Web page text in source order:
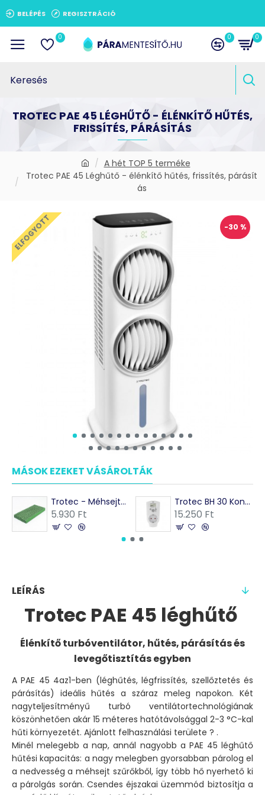
BELÉPÉS REGISZTRÁCIÓ
0 0 0
A hét TOP 5 terméke
Trotec PAE 45 Léghűtő - élénkítő hűtés, frissítés, párásít
ás
TROTEC PAE 45 LÉGHŰTŐ - ÉLÉNKÍTŐ HŰTÉS,
FRISSÍTÉS, PÁRÁSÍTÁS
-30 %
ELFOGYOTT
MÁSOK EZEKET VÁSÁROLTÁK
Trotec - Méhsejtszűrő PAE 51 léghűtőhöz
5.930 Ft
Trotec BH 30 Konnektoros higrosztát
15.250 Ft
LEÍRÁS
Trotec PAE 45 léghűtő
Élénkítő turbóventilátor, hűtés, párásítás és
levegőtisztítás egyben
A PAE 45 4az1-ben (léghűtés, légfrissítés, szellőztetés és
párásítás) ideális hűtés a száraz meleg napokon. Két
nagyteljesítményű turbó ventilátortechnológiának
köszönhetően akár 15 méteres hatótávolsággal 2-3 °C-kal
hűti környezetét. Ajánlott felhasználási területe ? .
Minél melegebb a nap, annál nagyobb a PAE 45 léghűtő
hűtési kapacitás: a nagy melegben gyorsabban párolog el
a nedvesség a méhsejt szűrőkből, így több hő nyerhető ki
a párolgás során. Csendes éjszakai üzemmód biztosítja a